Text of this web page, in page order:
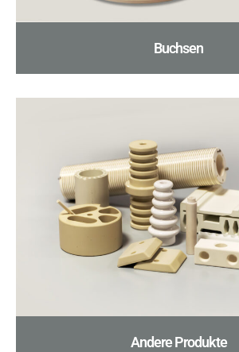
Buchsen
Andere Produkte